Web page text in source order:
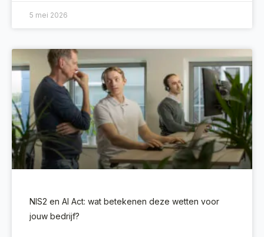
5 mei 2026
NIS2 en AI Act: wat betekenen deze wetten voor
jouw bedrijf?